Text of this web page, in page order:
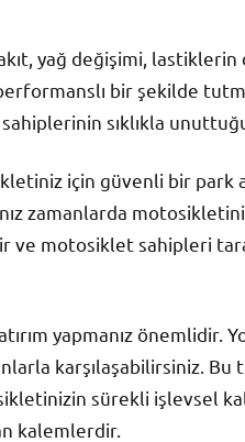
yağ değişimi,
bir şekilde
sıklıkla
için güvenli bir park
zamanlarda
ve motosiklet sahipleri
yapmanız önemlidir.
karşılaşabilirsiniz.
sürekli işlevsel
kalemlerdir.